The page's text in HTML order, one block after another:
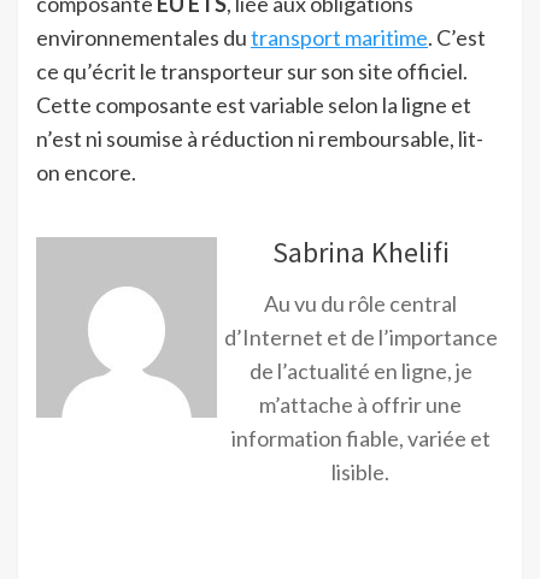
environnementales dutransport maritime. C’est
ce qu’écrit le transporteur sur son site officiel.
Cette composante est variable selon la ligne et
n’est ni soumise à réduction ni remboursable, lit-
on encore.
Sabrina Khelifi
Au vu du rôle central
d’Internet et de l’importance
de l’actualité en ligne, je
m’attache à offrir une
information fiable, variée et
lisible.